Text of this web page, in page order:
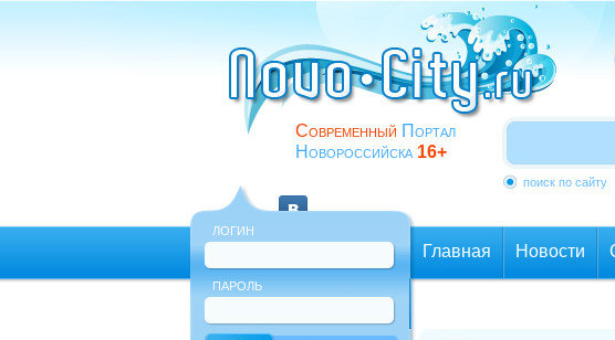
Современный Портал
Новороссийска 16+
поиск по сайту
ЛОГИН
ПАРОЛЬ
Главная Новости